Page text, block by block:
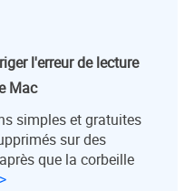
l'erreur de lecture
Mac
simples et gratuites
sur des
que la corbeille